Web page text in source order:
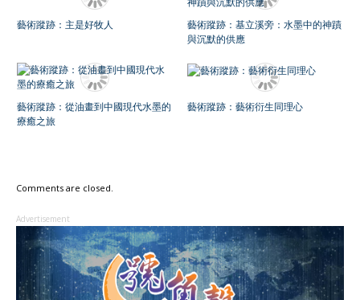
藝術蹤跡：主是好牧人
藝術蹤跡：基立溪旁：水墨中的神蹟
與沉默的供應
藝術蹤跡：從油畫到中國現代水墨的
療癒之旅
藝術蹤跡：藝術衍生同理心
Comments are closed.
Advertisement